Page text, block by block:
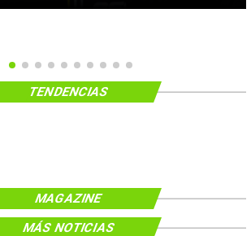
TENDENCIAS
MAGAZINE
MÁS NOTICIAS